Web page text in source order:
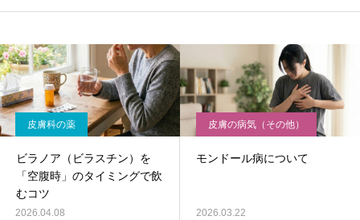
水虫（足白癬）を放置する
円形脱毛症になぜ「光
～エキシマライト（紫
療法）の効果について
皮膚科の薬
ビラノア（ビラスチン）を
「空腹時」のタイミングで飲
むコツ
2026.04.08
皮膚の病気（その他）
モンドール病について
2026.03.22